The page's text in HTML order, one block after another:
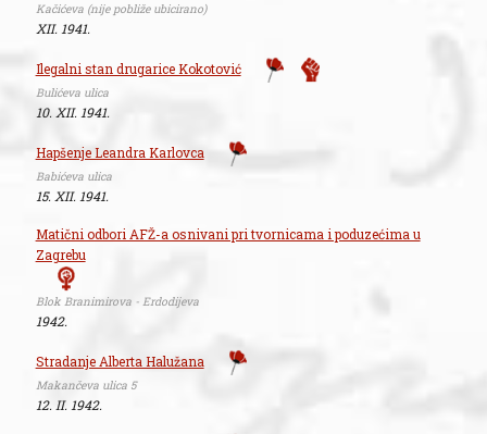
Kačićeva (nije pobliže ubicirano)
XII. 1941.
Ilegalni stan drugarice Kokotović
Bulićeva ulica
10. XII. 1941.
Hapšenje Leandra Karlovca
Babićeva ulica
15. XII. 1941.
Matični odbori AFŽ-a osnivani pri tvornicama i poduzećima u
Zagrebu
Blok Branimirova - Erdodijeva
1942.
Stradanje Alberta Halužana
Makančeva ulica 5
12. II. 1942.